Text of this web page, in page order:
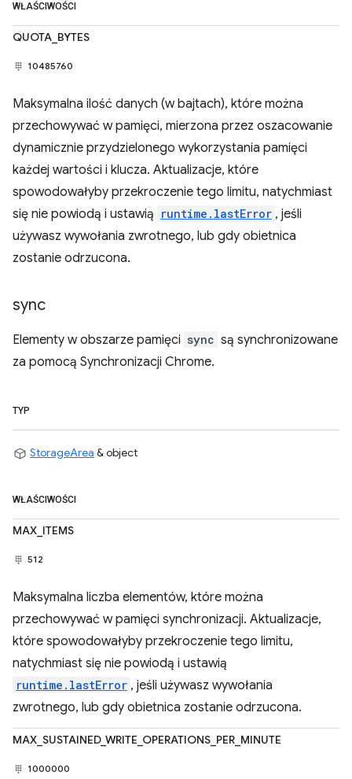
WŁAŚCIWOŚCI
QUOTA_BYTES
10485760
Maksymalna ilość danych (w bajtach), które można
przechowywać w pamięci, mierzona przez oszacowanie
dynamicznie przydzielonego wykorzystania pamięci
każdej wartości i klucza. Aktualizacje, które
spowodowałyby przekroczenie tego limitu, natychmiast
się nie powiodą i ustawią runtime.lastError , jeśli
używasz wywołania zwrotnego, lub gdy obietnica
zostanie odrzucona.
sync
Elementy w obszarze pamięci sync są synchronizowane
za pomocą Synchronizacji Chrome.
TYP
StorageArea & object
WŁAŚCIWOŚCI
MAX_ITEMS
512
Maksymalna liczba elementów, które można
przechowywać w pamięci synchronizacji. Aktualizacje,
które spowodowałyby przekroczenie tego limitu,
natychmiast się nie powiodą i ustawią
runtime.lastError , jeśli używasz wywołania
zwrotnego, lub gdy obietnica zostanie odrzucona.
MAX_SUSTAINED_WRITE_OPERATIONS_PER_MINUTE
1000000